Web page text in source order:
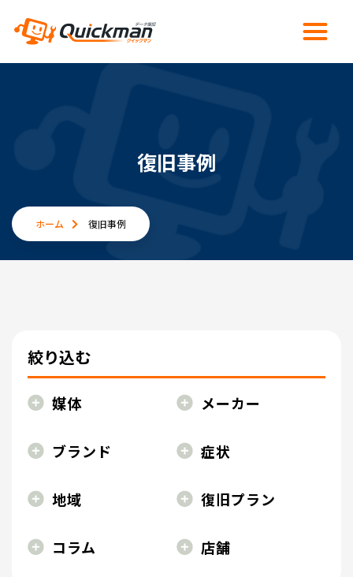
復旧事例
ホーム 復旧事例
絞り込む
媒体 メーカー
ブランド 症状
地域 復旧プラン
コラム 店舗